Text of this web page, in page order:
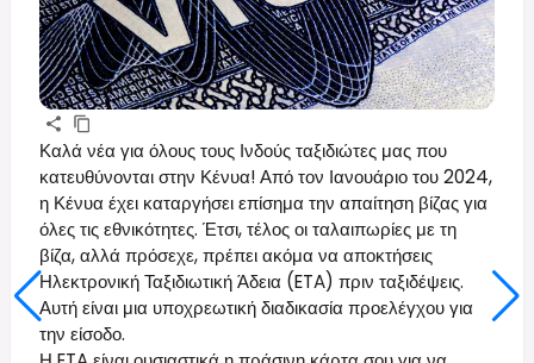
Καλά νέα για όλους τους Ινδούς ταξιδιώτες μας που
κατευθύνονται στην Κένυα! Από τον Ιανουάριο του 2024,
η Κένυα έχει καταργήσει επίσημα την απαίτηση βίζας για
όλες τις εθνικότητες. Έτσι, τέλος οι ταλαιπωρίες με τη
βίζα, αλλά πρόσεχε, πρέπει ακόμα να αποκτήσεις
Ηλεκτρονική Ταξιδιωτική Άδεια (ETA) πριν ταξιδέψεις.
Αυτή είναι μια υποχρεωτική διαδικασία προελέγχου για
την είσοδο.